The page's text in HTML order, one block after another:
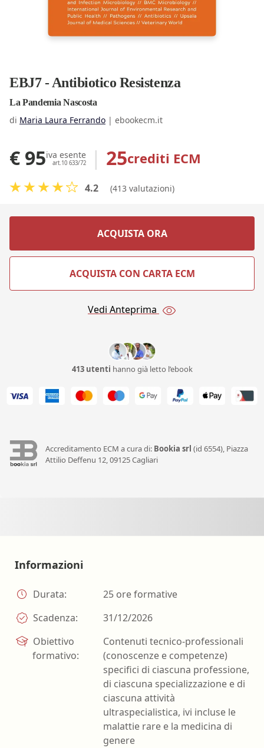
EBJ7 - Antibiotico Resistenza
La Pandemia Nascosta
di Maria Laura Ferrando | ebookecm.it
€ 95iva esente
art.10 633/72 | 25crediti ECM
4.2 (413 valutazioni)
ACQUISTA ORA
ACQUISTA CON CARTA ECM
Vedi Anteprima
413 utenti hanno già letto l’ebook
Accreditamento ECM a cura di: Bookia srl (id 6554), Piazza
Attilio Deffenu 12, 09125 Cagliari
Informazioni
Durata:
25 ore formative
Scadenza:
31/12/2026
Obiettivo
formativo:
Contenuti tecnico-professionali
(conoscenze e competenze)
specifici di ciascuna professione,
di ciascuna specializzazione e di
ciascuna attività
ultraspecialistica, ivi incluse le
malattie rare e la medicina di
genere